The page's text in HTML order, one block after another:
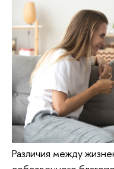
Различия между